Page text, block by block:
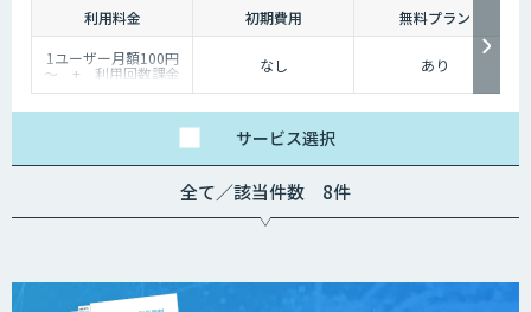
利用料金 初期費用
無料プラン
1ユーザー月額100円
～ + 利用回数課金 なし あり
サービス選択
全て／該当件数 8件